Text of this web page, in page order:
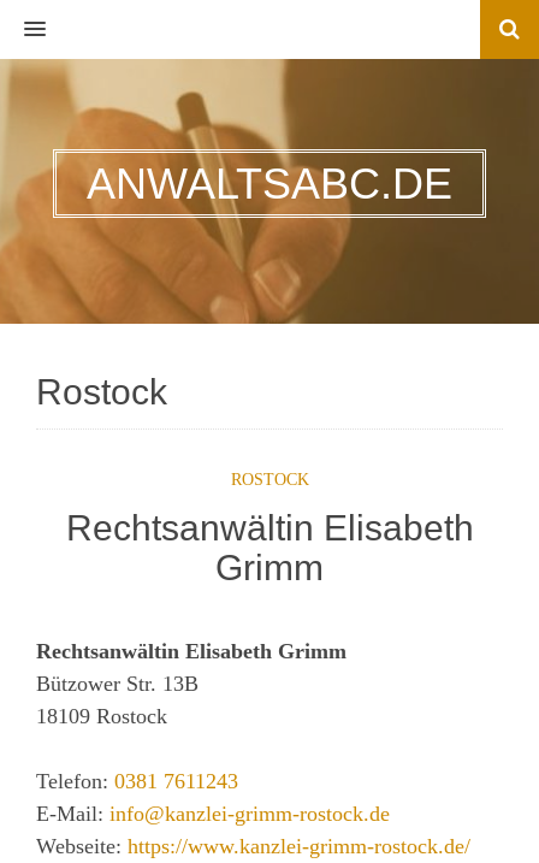
MENU
ANWALTSABC.DE
Rostock
ROSTOCK
Rechtsanwältin Elisabeth
Grimm
Rechtsanwältin Elisabeth Grimm
Bützower Str. 13B
18109 Rostock
Telefon: 0381 7611243
E-Mail: info@kanzlei-grimm-rostock.de
Webseite: https://www.kanzlei-grimm-rostock.de/